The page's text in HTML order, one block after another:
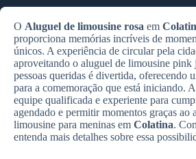
O Aluguel de limousine rosa em
proporciona memórias incríveis de
únicos. A experiência de circular pela
aproveitando o aluguel de limousine pink
pessoas queridas é divertida, oferecendo
para a comemoração que está iniciando.
equipe qualificada e experiente para
agendado e permitir momentos graças ao
limousine para meninas em Colatina.
entenda mais detalhes sobre essa